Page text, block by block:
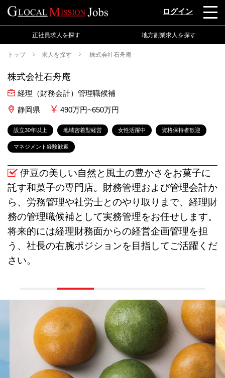
ログイン
正社員求人を探す 地方副業求人を探す
トップ 求人を探す 株式会社石舟庵
株式会社石舟庵
経理（財務会計）管理職候補
静岡県
490万円~650万円
設立30年以上 地域密着型経営 女性活躍中 資格保持者歓迎
マネジメント経験歓迎
伊豆の美しい自然と風土の豊かさをお菓子に
託す和菓子の専門店。財務管理および管理会計か
ら、労務管理や社労士とのやり取りまで、経理財
務の管理職候補として実務管理をお任せします。
将来的には経理財務面からの経営企画管理を担
う、社長の右腕ポジションを目指してご活躍くだ
さい。